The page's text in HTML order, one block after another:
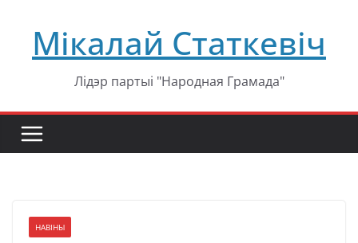
содержимому
Мікалай Статкевіч
Лідэр партыі "Народная Грамада"
НАВІНЫ